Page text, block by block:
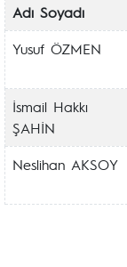
Adı Soyadı
Yusuf ÖZMEN
İsmail Hakkı
ŞAHİN
Neslihan AKSOY